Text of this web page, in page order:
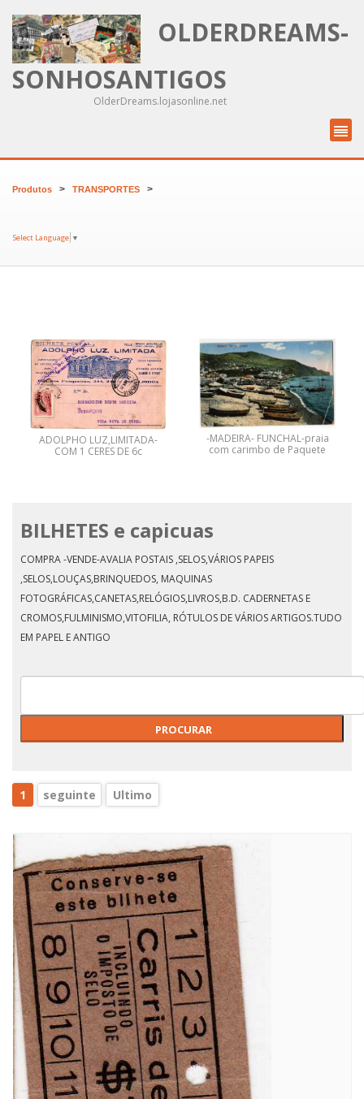
OLDERDREAMS-
SONHOSANTIGOS
OlderDreams.lojasonline.net
Produtos > TRANSPORTES >
Select Language ▼
Abre cartas publicitário
CALDAS DA RAINHA -LAGO
DO PARQUE EM DIA DE
BILHETES e capicuas
COMPRA -VENDE-AVALIA POSTAIS ,SELOS,VÁRIOS PAPEIS
,SELOS,LOUÇAS,BRINQUEDOS, MAQUINAS
FOTOGRÁFICAS,CANETAS,RELÓGIOS,LIVROS,B.D. CADERNETAS E
CROMOS,FULMINISMO,VITOFILIA, RÓTULOS DE VÁRIOS ARTIGOS.TUDO
EM PAPEL E ANTIGO
1 seguinte Ultimo